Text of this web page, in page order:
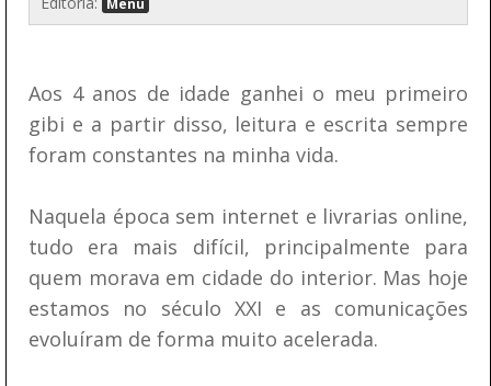
Aos 4 anos de idade ganhei o meu primeiro
gibi e a partir disso, leitura e escrita sempre
foram constantes na minha vida.
Naquela época sem internet e livrarias online,
tudo era mais difícil, principalmente para
quem morava em cidade do interior. Mas hoje
estamos no século XXI e as comunicações
evoluíram de forma muito acelerada.